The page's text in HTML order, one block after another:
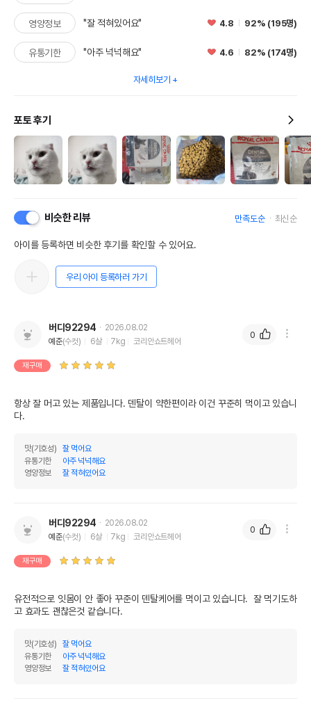
영양정보 "잘 적혀있어요" 4.8 92% (195명)
유통기한 "아주 넉넉해요" 4.6 82% (174명)
자세히보기
포토 후기
비슷한 리뷰 만족도순 최신순
아이를 등록하면 비슷한 후기를 확인할 수 있어요.
우리 아이 등록하러 가기
버디92294
2026.08.02
예준(수컷) 6살 7kg 코리안쇼트헤어
재구매
항상 잘 머고 있는 제품입니다. 덴탈이 약한편이라 이건 꾸준히 먹이고 있습니
다.
맛(기호성)
잘 먹어요
유통기한
아주 넉넉해요
영양정보
잘 적혀있어요
0
버디92294
2026.08.02
예준(수컷) 6살 7kg 코리안쇼트헤어
재구매
유전적으로 잇몸이 안 좋아 꾸준이 덴탈케어를 먹이고 있습니다.  잘 먹기도하
고 효과도 괜찮은것 같습니다.
맛(기호성)
잘 먹어요
유통기한
아주 넉넉해요
영양정보
잘 적혀있어요
0